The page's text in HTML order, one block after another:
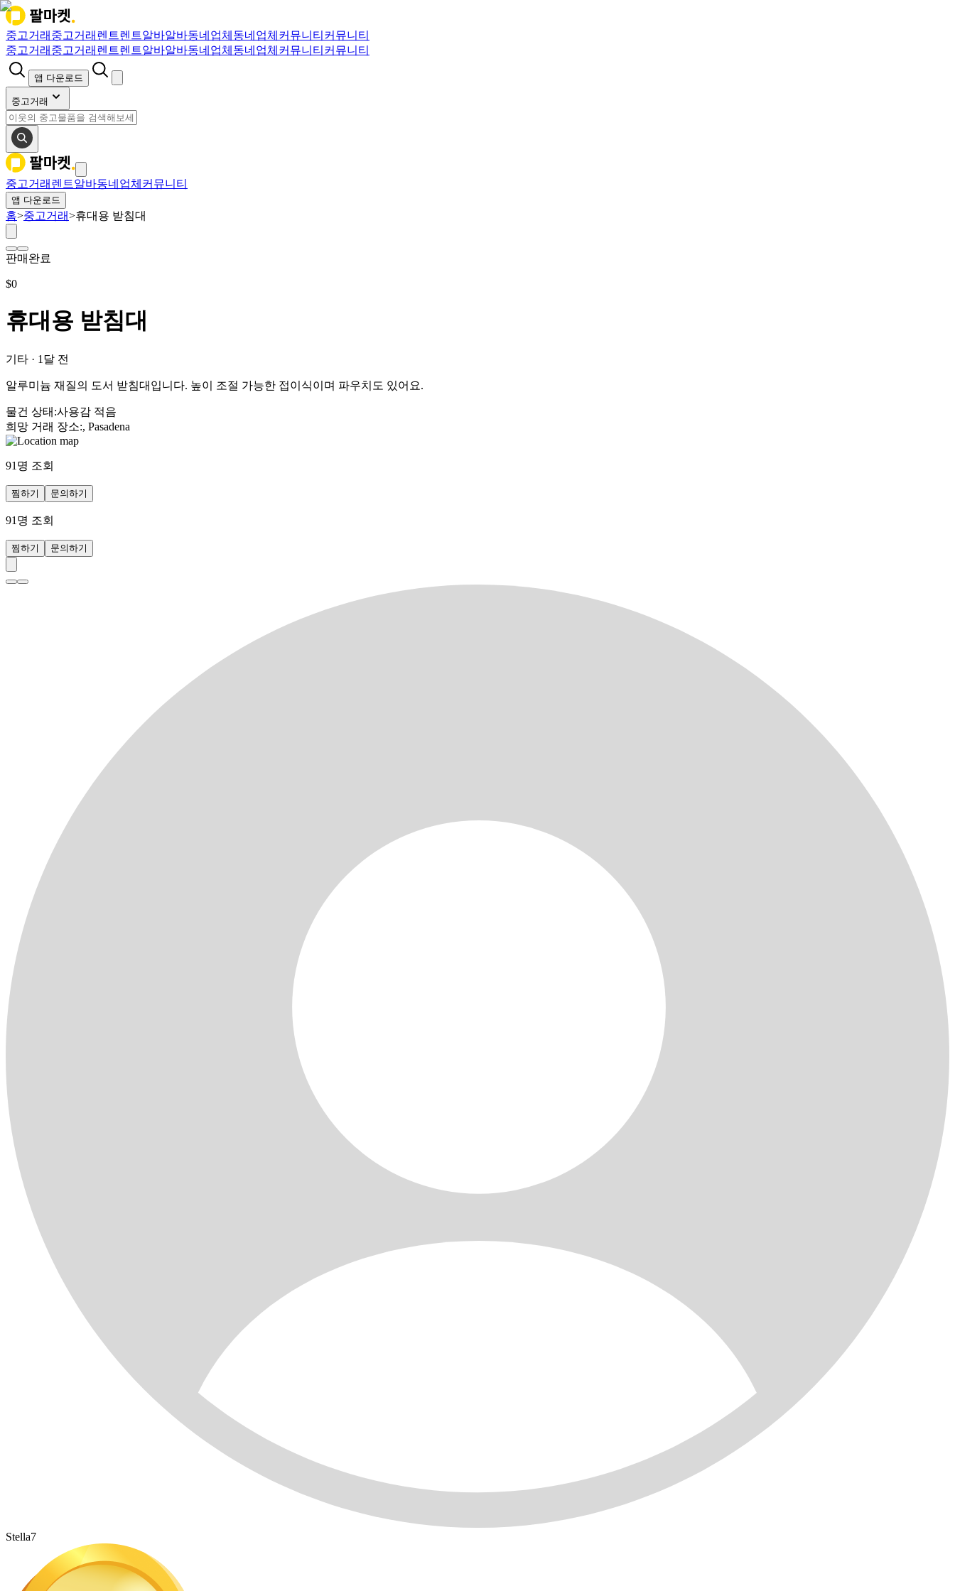
중고거래 중고거래 렌트렌트알바알바동네업체 동네업체 커뮤니티 커뮤니티
중고거래 중고거래 렌트렌트알바알바동네업체 동네업체 커뮤니티 커뮤니티
앱 다운로드
중고거래
중고거래 렌트알바동네업체 커뮤니티
앱 다운로드
홈>중고거래>휴대용 받침대
판매완료
$0
휴대용 받침대
기타 · 1달 전
알루미늄 재질의 도서 받침대입니다. 높이 조절 가능한 접이식이며 파우치도 있어요.
물건 상태 :사용감 적음
희망 거래 장소:, Pasadena
91 명 조회
찜하기 문의하기
91 명 조회
찜하기 문의하기
Stella7